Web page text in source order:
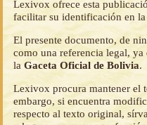
Lexivox ofrece esta
facilitar su identificación en
El presente documento, de
como una referencia legal,
laGaceta Oficial de Bolivia.
Lexivox procura mantener el
embargo, si encuentra
respecto al texto original,